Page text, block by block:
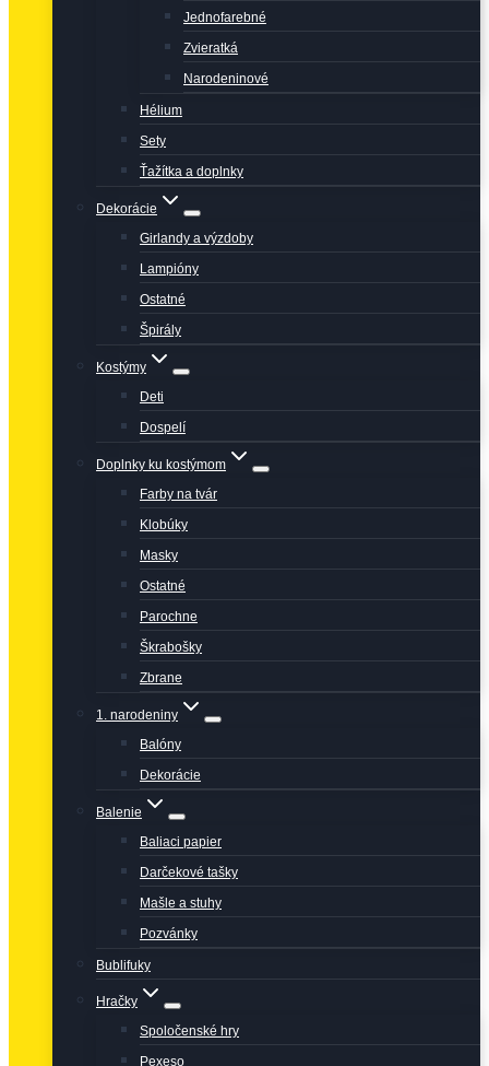
Jednofarebné
Zvieratká
Narodeninové
Hélium
Sety
Ťažítka a doplnky
Dekorácie
Girlandy a výzdoby
Lampióny
Ostatné
Špirály
Kostýmy
Deti
Dospelí
Doplnky ku kostýmom
Farby na tvár
Klobúky
Masky
Ostatné
Parochne
Škrabošky
Zbrane
1. narodeniny
Balóny
Dekorácie
Balenie
Baliaci papier
Darčekové tašky
Mašle a stuhy
Pozvánky
Bublifuky
Hračky
Spoločenské hry
Pexeso